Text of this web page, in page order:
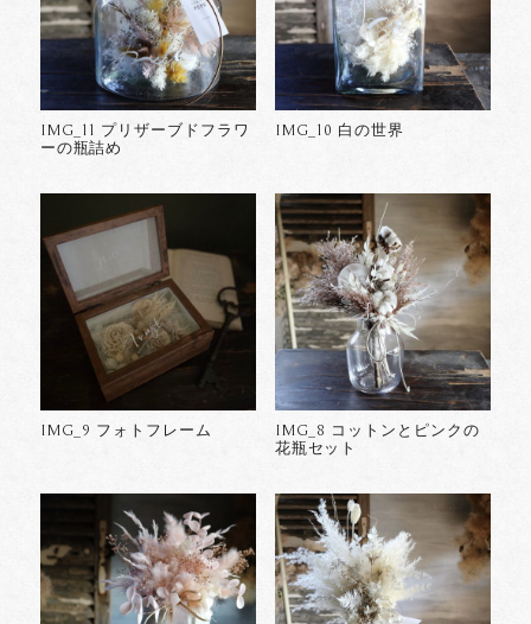
IMG_11 プリザーブドフラワ
ーの瓶詰め
IMG_10 白の世界
IMG_9 フォトフレーム
IMG_8 コットンとピンクの
花瓶セット